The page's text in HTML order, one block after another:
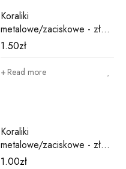
Koraliki
metalowe/zaciskowe - złote
M17
1.50zł
Read more
Koraliki
metalowe/zaciskowe - złote
M3
1.00zł